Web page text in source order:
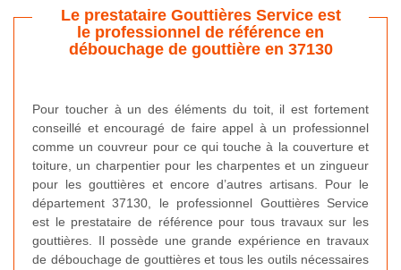
Le prestataire Gouttières Service est
le professionnel de référence en
débouchage de gouttière en 37130
Pour toucher à un des éléments du toit, il est fortement
conseillé et encouragé de faire appel à un professionnel
comme un couvreur pour ce qui touche à la couverture et
toiture, un charpentier pour les charpentes et un zingueur
pour les gouttières et encore d’autres artisans. Pour le
département 37130, le professionnel Gouttières Service
est le prestataire de référence pour tous travaux sur les
gouttières. Il possède une grande expérience en travaux
de débouchage de gouttières et tous les outils nécessaires